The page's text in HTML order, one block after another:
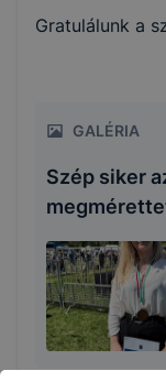
Gratulálunk a
GALÉRIA
Szép siker